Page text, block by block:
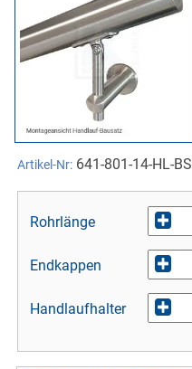
Artikel-Nr: 641-801-14-HL-BS
Rohrlänge
Endkappen
Handlaufhalter